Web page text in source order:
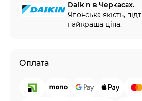
Daikin в Черкасах.
Японська якість,
найкраща ціна.
Оплата